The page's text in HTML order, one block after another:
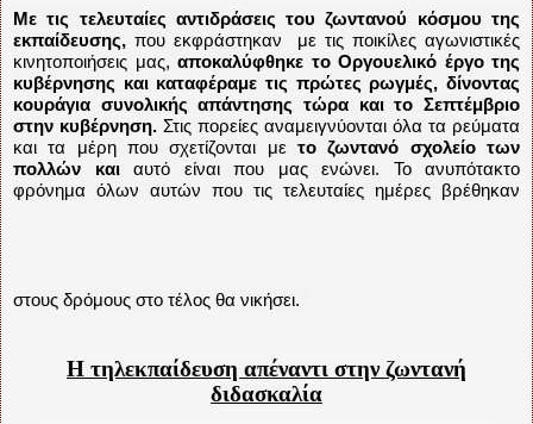
Με τις τελευταίες αντιδράσεις του ζωντανού κόσμου της
εκπαίδευσης, που εκφράστηκαν
με τις ποικίλες αγωνιστικές
κινητοποιήσεις μας, αποκαλύφθηκε το Οργουελικό έργο της
κυβέρνησης και καταφέραμε τις πρώτες ρωγμές, δίνοντας
κουράγια συνολικής απάντησης τώρα και το Σεπτέμβριο
στην κυβέρνηση. Στις πορείες αναμειγνύονται όλα τα ρεύματα
και τα μέρη που σχετίζονται με το ζωντανό σχολείο των
πολλών καιαυτό είναι που μας ενώνει. Το ανυπότακτο
φρόνημα όλων αυτών που τις τελευταίες ημέρες βρέθηκαν
στους δρόμους στο τέλος θα νικήσει.
Η τηλεκπαίδευση απέναντι στην ζωντανή
διδασκαλία